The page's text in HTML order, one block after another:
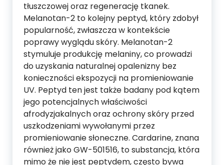
tłuszczowej oraz regenerację tkanek.
Melanotan-2 to kolejny peptyd, który zdobył
popularność, zwłaszcza w kontekście
poprawy wyglądu skóry. Melanotan-2
stymuluje produkcję melaniny, co prowadzi
do uzyskania naturalnej opalenizny bez
konieczności ekspozycji na promieniowanie
UV. Peptyd ten jest także badany pod kątem
jego potencjalnych właściwości
afrodyzjakalnych oraz ochrony skóry przed
uszkodzeniami wywołanymi przez
promieniowanie słoneczne. Cardarine, znana
również jako GW-501516, to substancja, która
mimo że nie jest peptydem, często bywa